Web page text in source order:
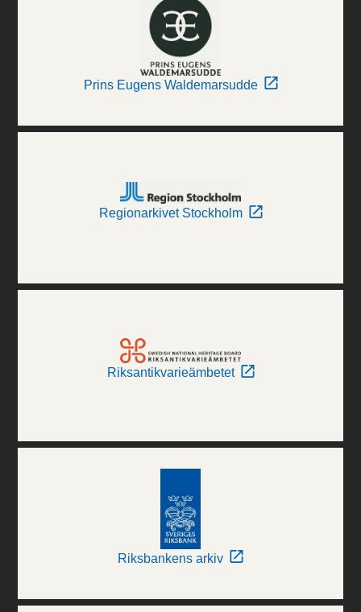
Prins Eugens Waldemarsudde
Regionarkivet Stockholm
Riksantikvarieämbetet
Riksbankens arkiv